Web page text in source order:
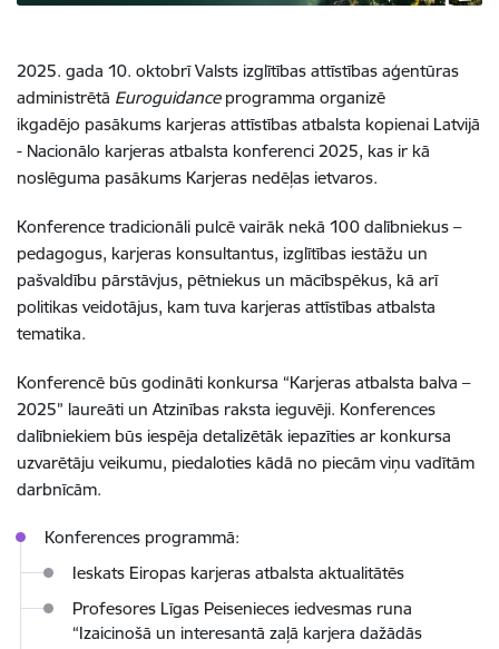
2025. gada 10. oktobrī Valsts izglītības attīstības aģentūras
administrētā Euroguidanceprogramma organizē
ikgadējo pasākums karjeras attīstības atbalsta kopienai Latvijā
- Nacionālo karjeras atbalsta konferenci 2025, kas ir kā
noslēguma pasākums Karjeras nedēļas ietvaros.
Konference tradicionāli pulcē vairāk nekā 100 dalībniekus –
pedagogus, karjeras konsultantus, izglītības iestāžu un
pašvaldību pārstāvjus, pētniekus un mācībspēkus, kā arī
politikas veidotājus, kam tuva karjeras attīstības atbalsta
tematika.
Konferencē būs godināti konkursa “Karjeras atbalsta balva –
2025” laureāti un Atzinības raksta ieguvēji. Konferences
dalībniekiem būs iespēja detalizētāk iepazīties ar konkursa
uzvarētāju veikumu, piedaloties kādā no piecām viņu vadītām
darbnīcām.
Konferences programmā:
Ieskats Eiropas karjeras atbalsta aktualitātēs
Profesores Līgas Peisenieces iedvesmas runa
“Izaicinošā un interesantā zaļā karjera dažādās